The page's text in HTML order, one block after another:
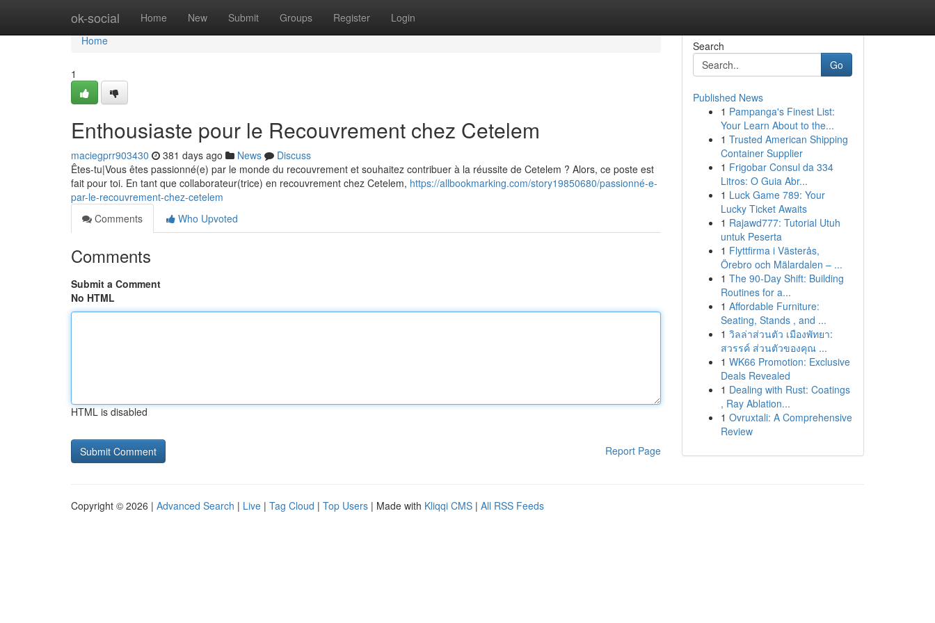
ok-social Home New Submit Groups Register Login
Home
Home
1
Enthousiaste pour le Recouvrement chez Cetelem
maciegprr903430 381 days ago News
Discuss
Êtes-tu|Vous êtes passionné(e) par le monde du recouvrement et souhaitez contribuer à la réussite de Cetelem ? Alors, ce poste est
fait pour toi. En tant que collaborateur(trice) en recouvrement chez Cetelem, https://allbookmarking.com/story19850680/passionné-e-
par-le-recouvrement-chez-cetelem
Comments
Who Upvoted
Comments
Submit a Comment
No HTML
HTML is disabled
Report Page
Search
Go
Published News
1 Pampanga's Finest List:
Your Learn About to the...
1 Trusted American Shipping
Container Supplier
1 Frigobar Consul da 334
Litros: O Guia Abr...
1 Luck Game 789: Your
Lucky Ticket Awaits
1 Rajawd777: Tutorial Utuh
untuk Peserta
1 Flyttfirma i Västerås,
Örebro och Mälardalen – ...
1 The 90-Day Shift: Building
Routines for a...
1 Affordable Furniture:
Seating, Stands , and ...
1 วิลล่าส่วนตัว เมืองพัทยา:
สวรรค์ ส่วนตัวของคุณ ...
1 WK66 Promotion: Exclusive
Deals Revealed
1 Dealing with Rust: Coatings
, Ray Ablation...
1 Ovruxtali: A Comprehensive
Review
Copyright © 2026 | Advanced Search | Live | Tag Cloud | Top Users | Made with Kliqqi CMS | All RSS Feeds